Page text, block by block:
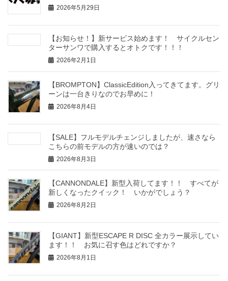
2026年5月29日
【お知らせ！】新サービス始めます！ サイクルセン
ターサンワで購入するとオトクです！！！
2026年2月1日
【BROMPTON】ClassicEdition入ってきてます。グリ
ーンは一台きりなのでお早めに！
2026年8月4日
【SALE】フルモデルチェンジしましたが、速さなら
こちらの前モデルの方が速いのでは？
2026年8月3日
【CANNONDALE】新型入荷してます！！ すべてが
新しくなったクイック！ いかがでしょう？
2026年8月2日
【GIANT】新型ESCAPE R DISC 全カラー展示してい
ます！！ お気に召す色はどれですか？
2026年8月1日